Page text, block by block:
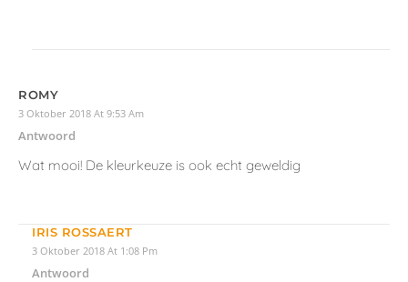
ROMY
3 Oktober 2018 At 9:53 Am
Antwoord
Wat mooi! De kleurkeuze is ook echt geweldig
IRIS ROSSAERT
3 Oktober 2018 At 1:08 Pm
Antwoord